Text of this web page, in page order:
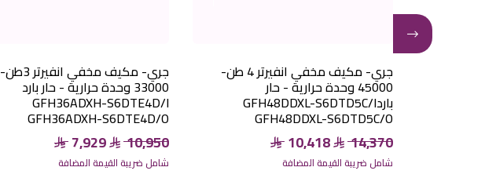
جري- مكيف مخفي انفيرتر 3طن-
33000 وحدة حرارية - حار بارد
GFH36ADXH-S6DTE4D/I
GFH36ADXH-S6DTE4D/O
10,950
7,929
شامل ضريبة القيمة المضافة
جري- مكيف مخفي انفيرتر 4 طن-
45000 وحدة حرارية - حار
باردGFH48DDXL-S6DTD5C/I
GFH48DDXL-S6DTD5C/O
14,370
10,418
شامل ضريبة القيمة المضافة